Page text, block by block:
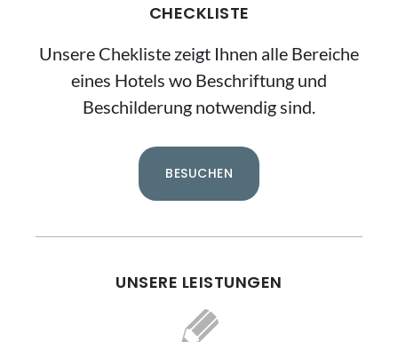
CHECKLISTE
Unsere Chekliste zeigt Ihnen alle Bereiche
eines Hotels wo Beschriftung und
Beschilderung notwendig sind.
BESUCHEN
UNSERE LEISTUNGEN